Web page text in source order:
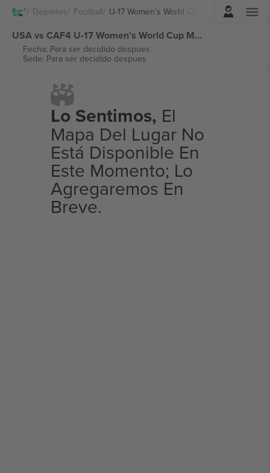
Deportes Football U-17 Women’s World Cup Morocco
Iniciar sesión
USA vs CAF4 U-17 Women’s World Cup Morocco entradas
Fecha: Para ser decidido despues
Sede: Para ser decidido despues
Lo Sentimos, El
Mapa Del Lugar No
Está Disponible En
Este Momento; Lo
Agregaremos En
Breve.